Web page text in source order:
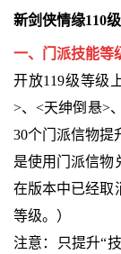
新剑侠情缘110
一、门派技能等
开放119级等级
>、<天绅倒悬>
30个门派信物提
是使用门派信物
在版本中已经取
等级。）
注意：只提升“